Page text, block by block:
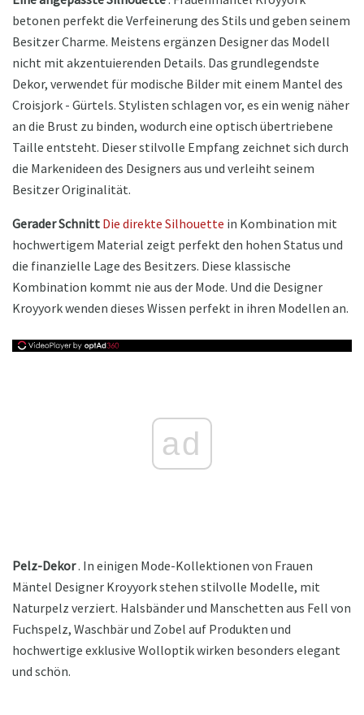
betonen perfekt die Verfeinerung des Stils und geben seinem
Besitzer Charme. Meistens ergänzen Designer das Modell
nicht mit akzentuierenden Details. Das grundlegendste
Dekor, verwendet für modische Bilder mit einem Mantel des
Croisjork - Gürtels. Stylisten schlagen vor, es ein wenig näher
an die Brust zu binden, wodurch eine optisch übertriebene
Taille entsteht. Dieser stilvolle Empfang zeichnet sich durch
die Markenideen des Designers aus und verleiht seinem
Besitzer Originalität.
Gerader Schnitt Die direkte Silhouette in Kombination mit
hochwertigem Material zeigt perfekt den hohen Status und
die finanzielle Lage des Besitzers. Diese klassische
Kombination kommt nie aus der Mode. Und die Designer
Kroyyork wenden dieses Wissen perfekt in ihren Modellen an.
ad
Pelz-Dekor. In einigen Mode-Kollektionen von Frauen
Mäntel Designer Kroyyork stehen stilvolle Modelle, mit
Naturpelz verziert. Halsbänder und Manschetten aus Fell von
Fuchspelz, Waschbär und Zobel auf Produkten und
hochwertige exklusive Wolloptik wirken besonders elegant
und schön.